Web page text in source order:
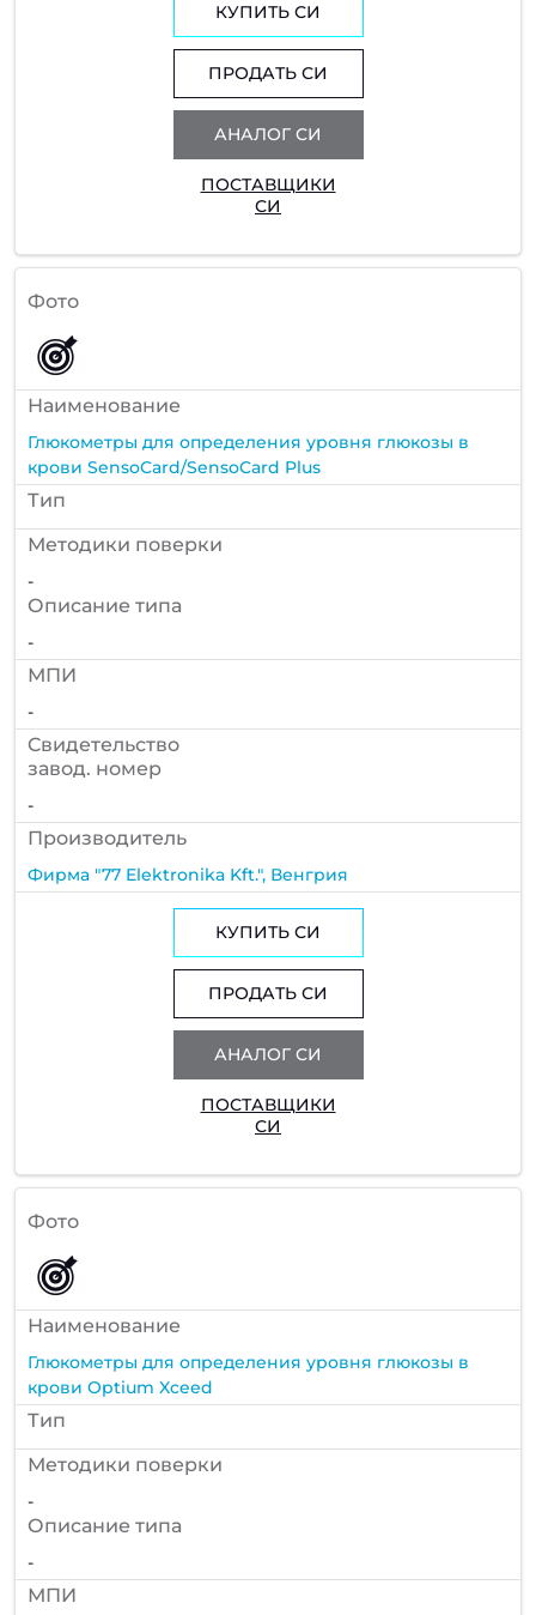
КУПИТЬ СИ
ПРОДАТЬ СИ
АНАЛОГ СИ
ПОСТАВЩИКИ
СИ
Фото
Наименование
Глюкометры для определения уровня глюкозы в
крови SensoCard/SensoCard Plus
Тип
Методики поверки
-
Описание типа
-
МПИ
-
Cвидетельство
завод. номер
-
Производитель
Фирма "77 Elektronika Kft.", Венгрия
КУПИТЬ СИ
ПРОДАТЬ СИ
АНАЛОГ СИ
ПОСТАВЩИКИ
СИ
Фото
Наименование
Глюкометры для определения уровня глюкозы в
крови Optium Xceed
Тип
Методики поверки
-
Описание типа
-
МПИ